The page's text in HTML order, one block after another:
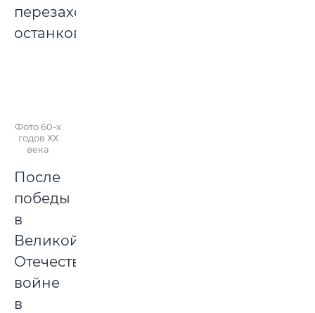
перезахоронении
останков.
Фото 60-х
годов ХХ
века
После
победы
в
Великой
Отечественной
войне
в